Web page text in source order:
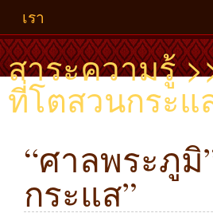
เรา
สาระความรู้
ที่โตสวนกระแ
“ศาลพระภู
กระแส”